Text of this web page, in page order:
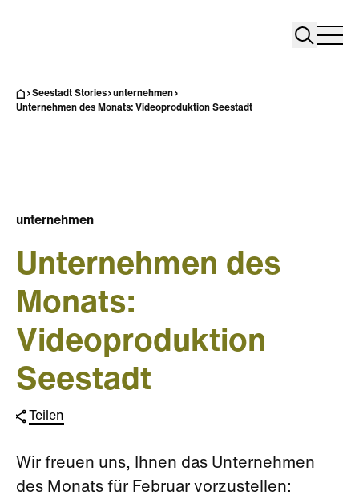
Search
Seestadt Stories
unternehmen
Unternehmen des Monats: Videoproduktion Seestadt
unternehmen
Unternehmen des
Monats:
Videoproduktion
Seestadt
Teilen
Wir freuen uns, Ihnen das Unternehmen
des Monats für Februar vorzustellen: